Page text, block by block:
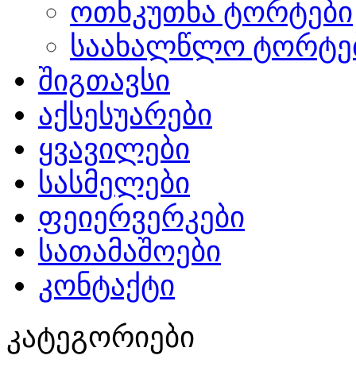
ოთხკუთხა ტორტები
საახალწლო
შიგთავსი
აქსესუარები
ყვავილები
სასმელები
ფეიერვერკები
სათამაშოები
კონტაქტი
კატეგორიები